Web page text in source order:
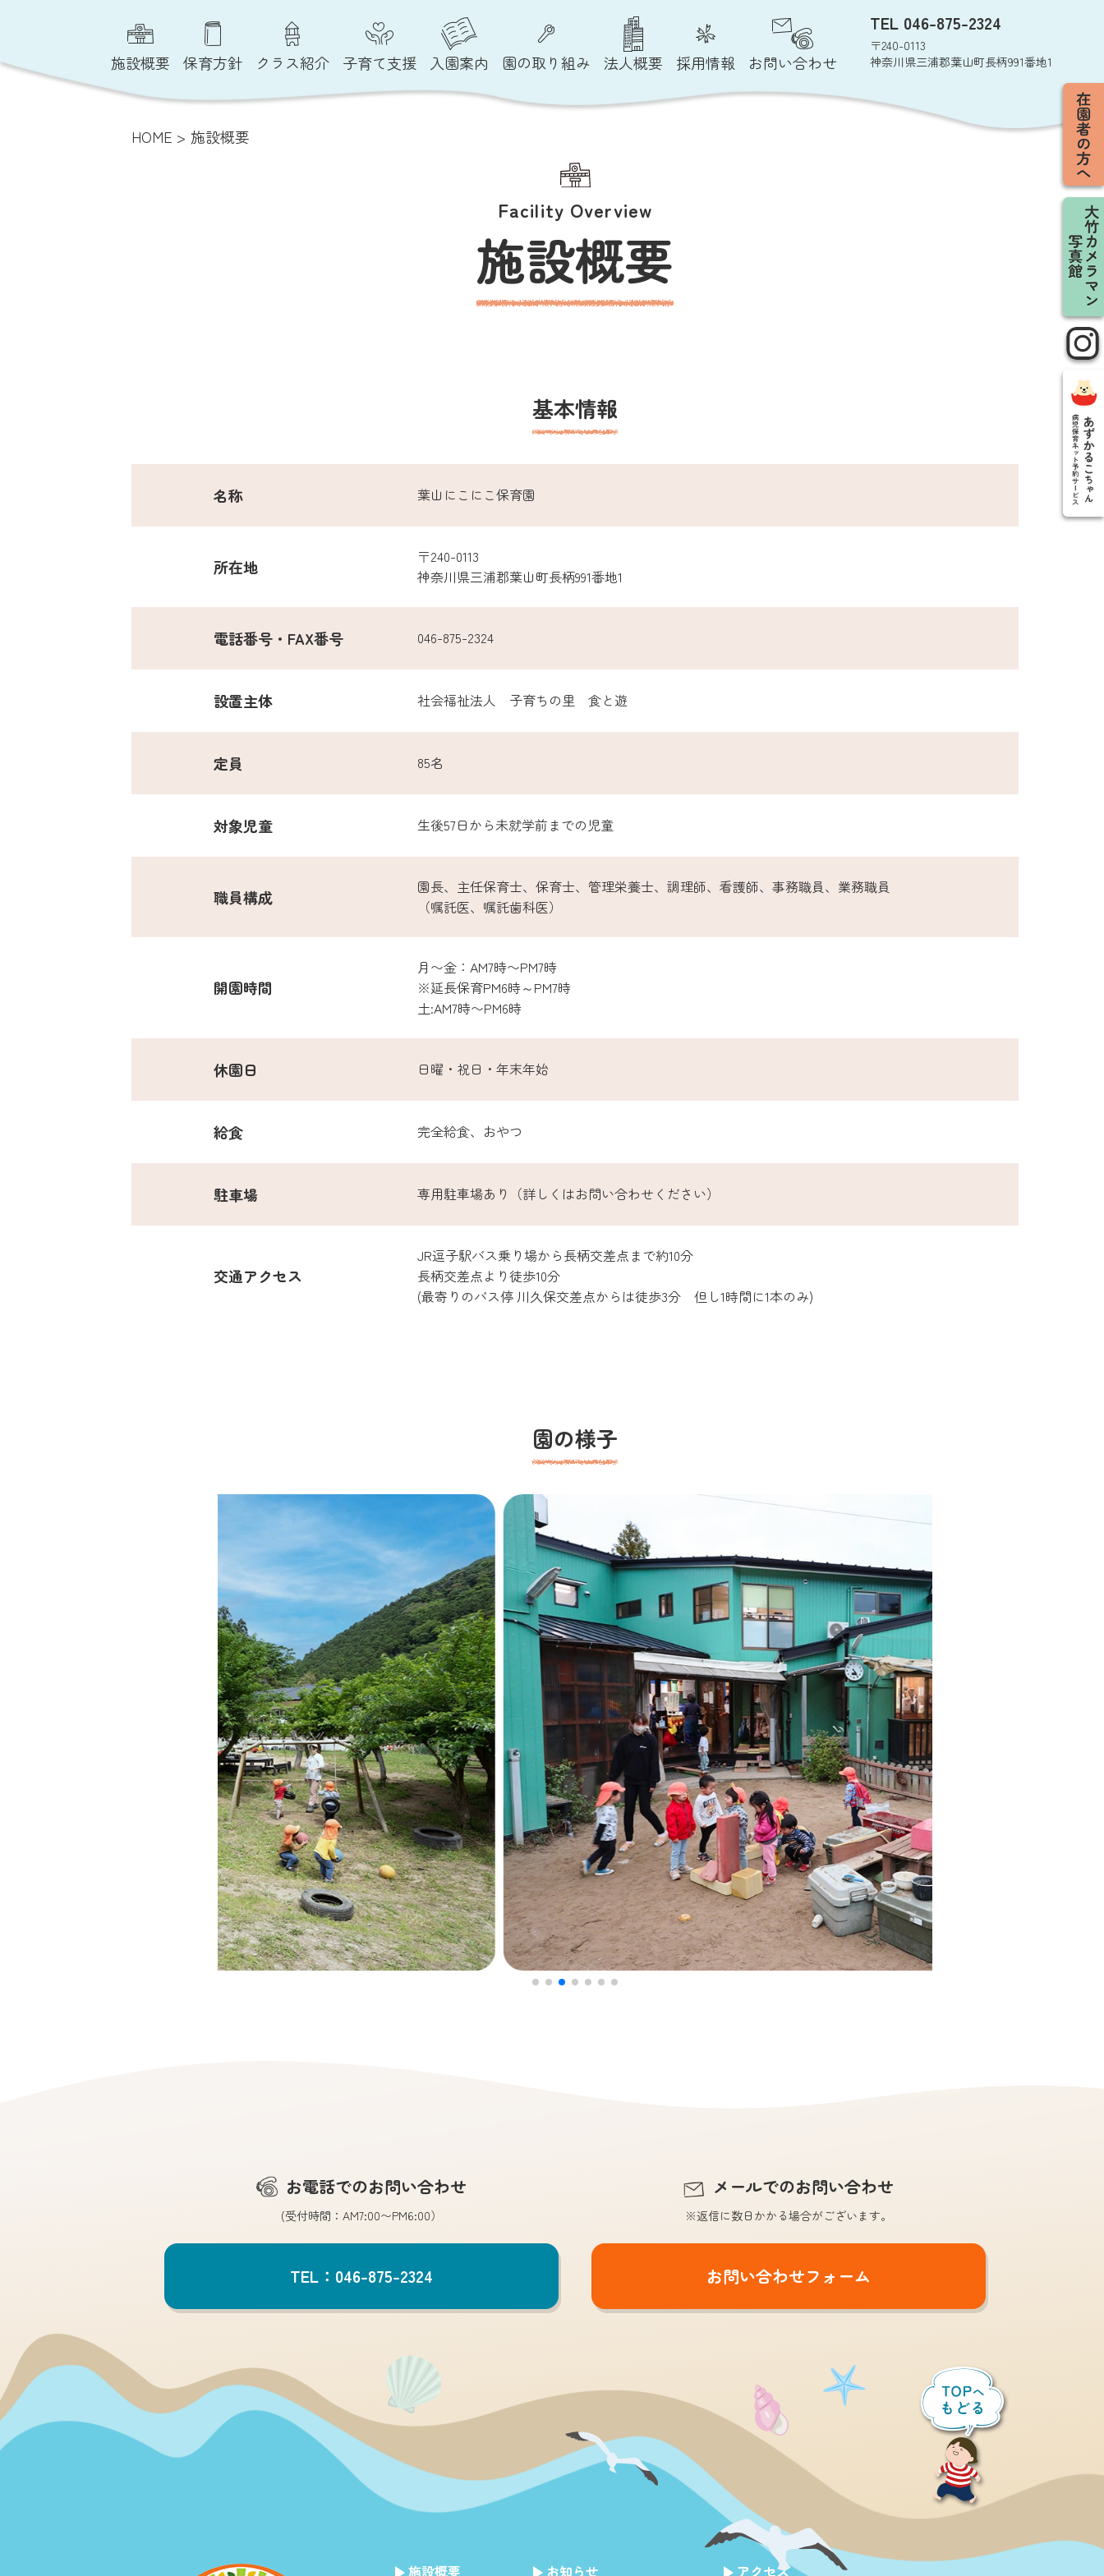
施設概要 保育方針 クラス紹介 子育て支援 入園案内 園の取り組み 法人概要 採用情報 お問い合わせ
TEL 046-875-2324
〒240-0113
神奈川県三浦郡葉山町長柄991番地1
HOME > 施設概要
Facility Overview
施設概要
基本情報
名称 葉山にこにこ保育園
所在地
〒240-0113
神奈川県三浦郡葉山町長柄991番地1
電話番号・FAX番号 046-875-2324
設置主体 社会福祉法人 子育ちの里 食と遊
定員 85名
対象児童 生後57日から未就学前までの児童
職員構成
園長、主任保育士、保育士、管理栄養士、調理師、看護師、事務職員、業務職員
（嘱託医、嘱託歯科医）
開園時間
月〜金：AM7時〜PM7時
※延長保育PM6時～PM7時
土:AM7時〜PM6時
休園日 日曜・祝日・年末年始
給食 完全給食、おやつ
駐車場 専用駐車場あり（詳しくはお問い合わせください）
交通アクセス
JR逗子駅バス乗り場から長柄交差点まで約10分
長柄交差点より徒歩10分
(最寄りのバス停 川久保交差点からは徒歩3分 但し1時間に1本のみ)
園の様子
お電話でのお問い合わせ
(受付時間：AM7:00〜PM6:00）
TEL：046-875-2324
メールでのお問い合わせ
※返信に数日かかる場合がございます。
お問い合わせフォーム
施設概要 お知らせ アクセス